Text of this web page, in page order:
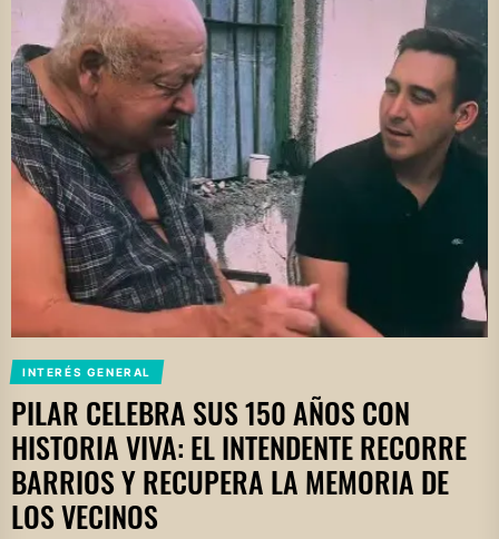
INTERÉS GENERAL
PILAR CELEBRA SUS 150 AÑOS CON
HISTORIA VIVA: EL INTENDENTE RECORRE
BARRIOS Y RECUPERA LA MEMORIA DE
LOS VECINOS